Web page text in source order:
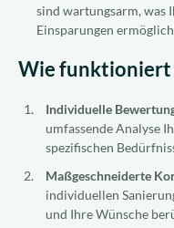
sind wartungsarm, was
Einsparungen
Wie funktioniert
Individuelle
umfassende Analyse
spezifischen
Maßgeschneiderte
individuellen
und Ihre Wünsche